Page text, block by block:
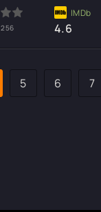
256 4.6
5 6 7